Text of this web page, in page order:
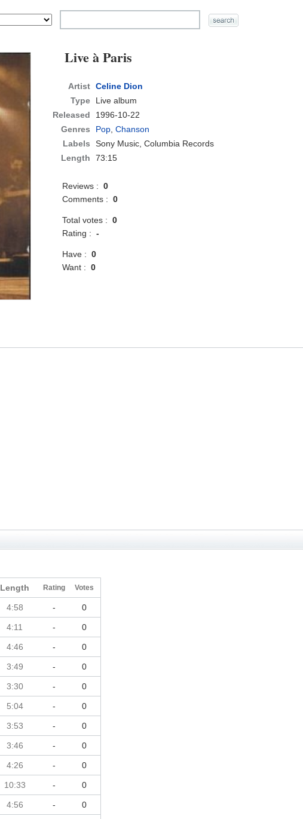
Live à Paris
Artist Celine Dion
Type
Live album
Released
1996-10-22
Genres
Pop,Chanson
Labels
Sony Music, Columbia Records
Length
73:15
Reviews :0
Comments :0
Total votes :0
Rating :-
Have :0
Want :0
Length Rating Votes
4:58 - 0
4:11 - 0
4:46 - 0
3:49 - 0
3:30 - 0
5:04 - 0
3:53 - 0
3:46 - 0
4:26 - 0
10:33 - 0
4:56 - 0